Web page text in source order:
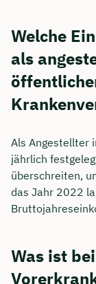
Welche
als
Als Angestellter
jährlich
überschreiten,
das Jahr 2022
Was ist